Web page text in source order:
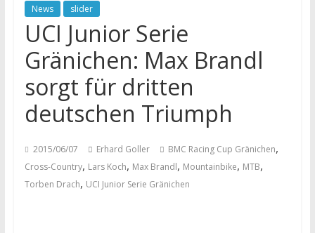
News slider
UCI Junior Serie
Gränichen: Max Brandl
sorgt für dritten
deutschen Triumph
2015/06/07 Erhard Goller BMC Racing Cup Gränichen,
Cross-Country, Lars Koch, Max Brandl, Mountainbike, MTB,
Torben Drach, UCI Junior Serie Gränichen